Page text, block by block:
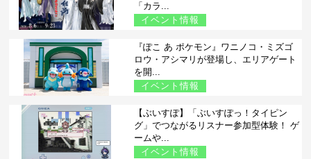
「カラ...
イベント情報
『ぽこ あ ポケモン』ワニノコ・ミズゴ
ロウ・アシマリが登場し、エリアゲート
を開...
イベント情報
【ぶいすぽ】「ぶいすぽっ！タイピン
グ」でつながるリスナー参加型体験！ ゲ
ームや...
イベント情報